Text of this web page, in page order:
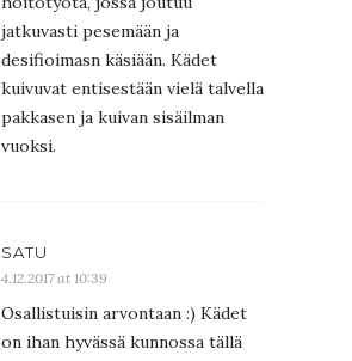
jatkuvasti pesemään ja
desifioimasn käsiään. Kädet
kuivuvat entisestään vielä talvella
pakkasen ja kuivan sisäilman
vuoksi.
SATU
4.12.2017 at 10:39
Osallistuisin arvontaan :) Kädet
on ihan hyvässä kunnossa tällä